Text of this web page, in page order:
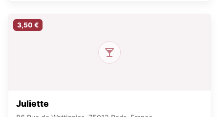
3,50 €
Juliette